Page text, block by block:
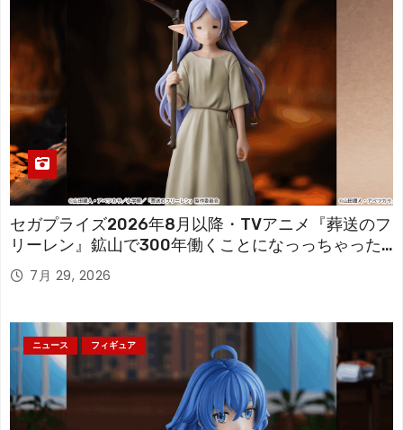
セガプライズ2026年8月以降・TVアニメ『葬送のフ
リーレン』鉱山で300年働くことになっっちゃった
「フリーレン」を立体化！
7月 29, 2026
ニュース フィギュア